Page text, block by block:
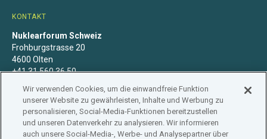
KONTAKT
Nuklearforum Schweiz
Frohburgstrasse 20
4600 Olten
+41 31 560 36 50
Wir verwenden Cookies, um die einwandfreie Funktion
unserer Website zu gewährleisten, Inhalte und Werbung zu
personalisieren, Social-Media-Funktionen bereitzustellen
und unseren Datenverkehr zu analysieren. Wir informieren
auch unsere Social-Media-, Werbe- und Analysepartner über